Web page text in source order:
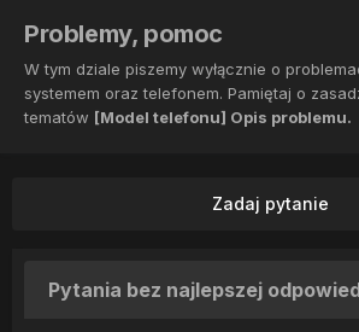
Problemy, pomoc
W tym dziale piszemy wyłącznie o
systemem oraz telefonem. Pamiętaj o
tematów [Model telefonu] Opis problemu.
Zadaj pytanie
Pytania bez najlepszej